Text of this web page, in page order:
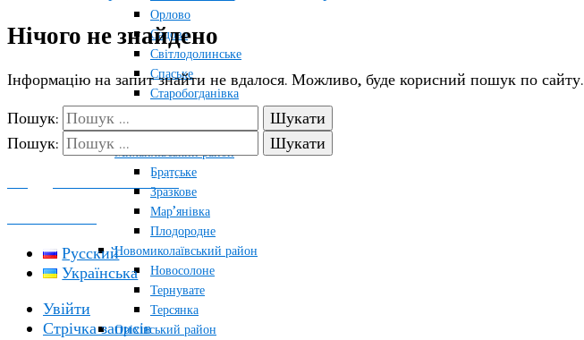
Орлово
Садове
Світлодолинське
Спаське
Старобогданівка
Тихонівка
Михайлівський район
Братське
Зразкове
Мар’янівка
Плодородне
Новомиколаївський район
Новосолоне
Тернувате
Терсянка
Оріхівський район
Нічого не знайдено
Інформацію на запит знайти не вдалося. Можливо, буде корисний пошук по сайту.
Пошук:
Пошук:
ПОДДЕРЖАТЬ ПРОЕКТ
Русский
Українська
Увійти
Стрічка записів